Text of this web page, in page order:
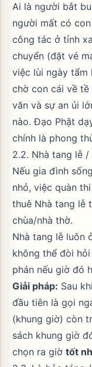
Ai là người bắt
người mất có
công tác ở tỉnh
chuyển (đặt vé
việc lùi ngày tẩm
chờ con cái về
văn và sự an ủi
nào. Đạo Phật
chính là phong
2.2. Nhà tang lễ
Nếu gia đình
nhỏ, việc quàn
thuê Nhà tang lễ
chùa/nhà thờ.
Nhà tang lễ luôn
không thể đòi
phán nếu giờ đó
Giải pháp: Sau
đầu tiên là gọi
(khung giờ) còn
sách khung giờ
chọn ra giờ tốt